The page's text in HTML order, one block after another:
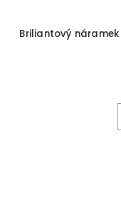
Briliantový náramek